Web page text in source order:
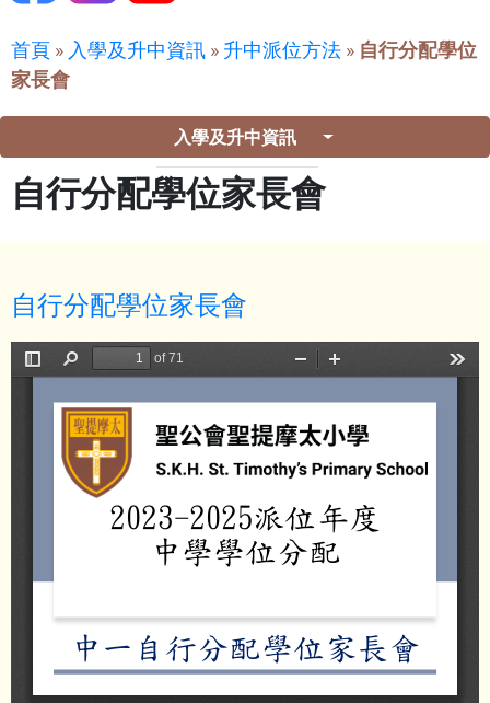
首頁 » 入學及升中資訊 » 升中派位方法 » 自行分配學位
家長會
入學及升中資訊
自行分配學位家長會
自行分配學位家長會